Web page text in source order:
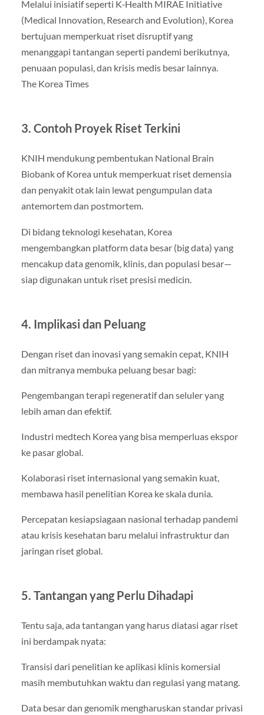
Melalui inisiatif seperti K‑Health MIRAE Initiative
(Medical Innovation, Research and Evolution), Korea
bertujuan memperkuat riset disruptif yang
menanggapi tantangan seperti pandemi berikutnya,
penuaan populasi, dan krisis medis besar lainnya.
The Korea Times
3. Contoh Proyek Riset Terkini
KNIH mendukung pembentukan National Brain
Biobank of Korea untuk memperkuat riset demensia
dan penyakit otak lain lewat pengumpulan data
antemortem dan postmortem.
Di bidang teknologi kesehatan, Korea
mengembangkan platform data besar (big data) yang
mencakup data genomik, klinis, dan populasi besar—
siap digunakan untuk riset presisi medicin.
4. Implikasi dan Peluang
Dengan riset dan inovasi yang semakin cepat, KNIH
dan mitranya membuka peluang besar bagi:
Pengembangan terapi regeneratif dan seluler yang
lebih aman dan efektif.
Industri medtech Korea yang bisa memperluas ekspor
ke pasar global.
Kolaborasi riset internasional yang semakin kuat,
membawa hasil penelitian Korea ke skala dunia.
Percepatan kesiapsiagaan nasional terhadap pandemi
atau krisis kesehatan baru melalui infrastruktur dan
jaringan riset global.
5. Tantangan yang Perlu Dihadapi
Tentu saja, ada tantangan yang harus diatasi agar riset
ini berdampak nyata:
Transisi dari penelitian ke aplikasi klinis komersial
masih membutuhkan waktu dan regulasi yang matang.
Data besar dan genomik mengharuskan standar privasi